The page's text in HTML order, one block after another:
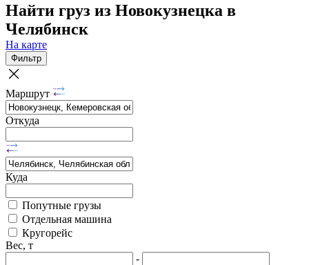
Найти груз из Новокузнецка в
Челябинск
На карте
Фильтр
Маршрут
Откуда
Куда
Попутные грузы
Отдельная машина
Кругорейс
Вес, т
-